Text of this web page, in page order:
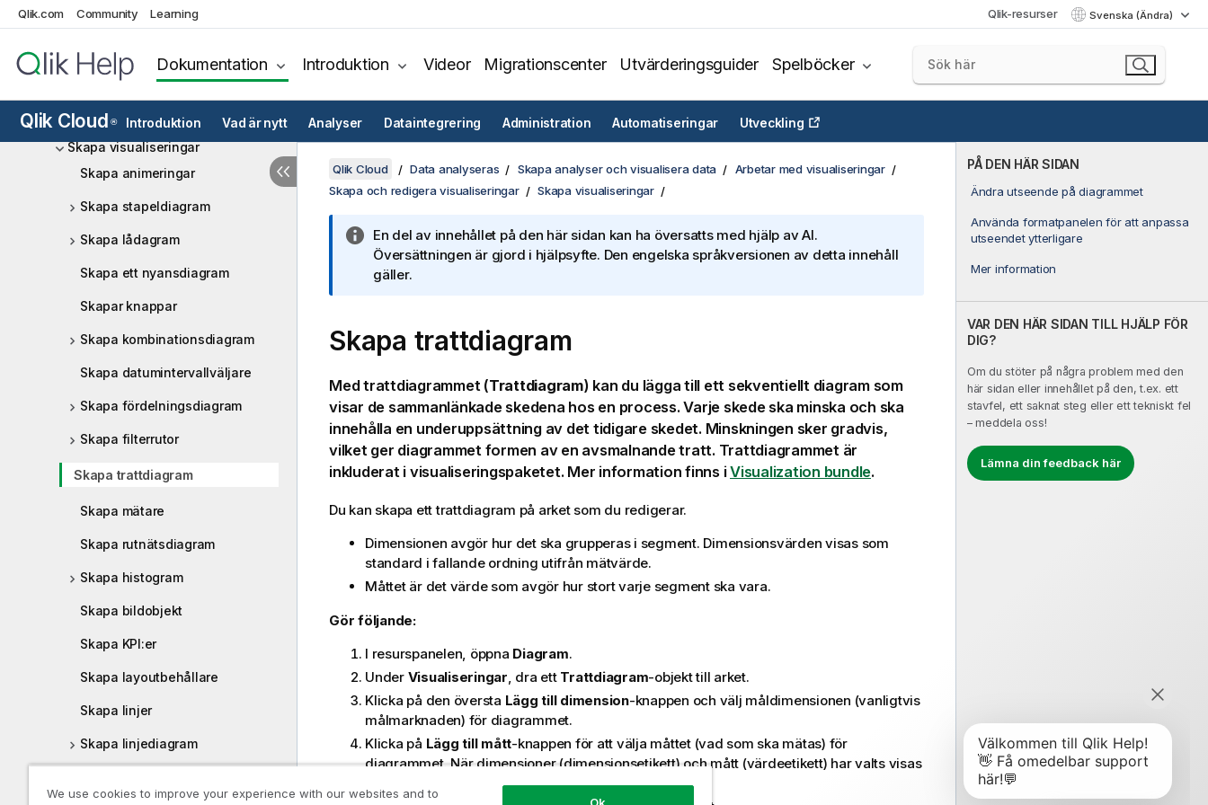
Qlik.com Community Learning Qlik-resurser Svenska (Ändra)
Dokumentation Introduktion Videor Migrationscenter Utvärderingsguider Spelböcker
Qlik Cloud ® Introduktion Vad är nytt Analyser Dataintegrering Administration Automatiseringar Utveckling
Komma igång med visualiseringar
Skapa och redigera visualiseringar
Skapa visualiseringar med
Advisor
Skapa visualiseringar
Skapa animeringar
Skapa stapeldiagram
Skapa lådagram
Skapa ett nyansdiagram
Skapar knappar
Skapa kombinationsdiagram
Skapa datumintervallväljare
Skapa fördelningsdiagram
Skapa filterrutor
Skapa trattdiagram
Skapa mätare
Skapa rutnätsdiagram
Skapa histogram
Skapa bildobjekt
Skapa KPI:er
Skapa layoutbehållare
Skapa linjer
Skapa linjediagram
PÅ DEN HÄR SIDAN
Ändra utseende på diagrammet
Använda formatpanelen för att anpassa
utseendet ytterligare
Mer information
VAR DEN HÄR SIDAN TILL HJÄLP FÖR
DIG?
Om du stöter på några problem med den
här sidan eller innehållet på den, t.ex. ett
stavfel, ett saknat steg eller ett tekniskt fel
– meddela oss!
Lämna din feedback här
Qlik Cloud Data analyseras Skapa analyser och visualisera data
Arbetar med visualiseringar
Skapa och redigera visualiseringar
Skapa visualiseringar
En del av innehållet på den här sidan kan ha översatts med hjälp av AI.
Översättningen är gjord i hjälpsyfte. Den engelska språkversionen av detta innehåll
gäller.
Skapa trattdiagram
Med trattdiagrammet (Trattdiagram) kan du lägga till ett sekventiellt diagram som
visar de sammanlänkade skedena hos en process. Varje skede ska minska och ska
innehålla en underuppsättning av det tidigare skedet. Minskningen sker gradvis,
vilket ger diagrammet formen av en avsmalnande tratt. Trattdiagrammet är
inkluderat i visualiseringspaketet. Mer information finns iVisualization bundle.
Du kan skapa ett trattdiagram på arketsom du redigerar.
Dimensionen avgör hur det ska grupperas i segment. Dimensionsvärden visas som
standard i fallande ordning utifrån mätvärde.
Måttet är det värde som avgör hur stort varje segment ska vara.
Gör följande:
I resurspanelen, öppna Diagram.
Under Visualiseringar, dra ett Trattdiagram-objekt till arket.
Klicka på den översta Lägg till dimension-knappen och välj måldimensionen (vanligtvis
målmarknaden) för diagrammet.
Klicka på Lägg till mått-knappen för att välja måttet (vad som ska mätas) för
diagrammet. När dimensioner (dimensionsetikett) och mått (värdeetikett) har valts visas
trattdiagrammet automatiskt (i färg) i diagramfältet.
We use cookies to improve your experience with our websites and to